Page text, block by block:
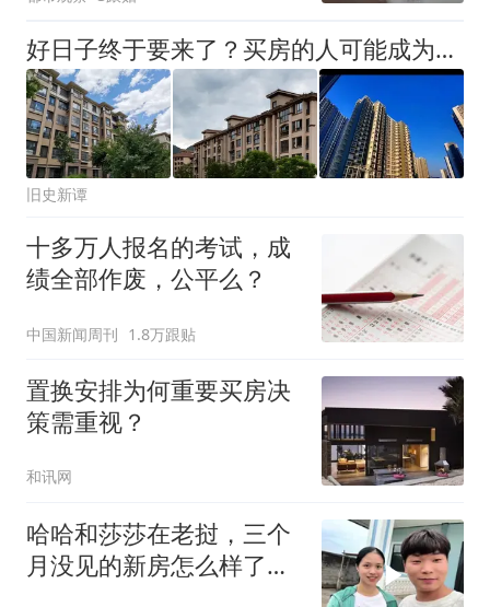
好日子终于要来了？买房的人可能成为人生赢家，唱衰的人会哭吗
旧史新谭
十多万人报名的考试，成
绩全部作废，公平么？
中国新闻周刊 1.8万跟贴
置换安排为何重要买房决
策需重视？
和讯网
哈哈和莎莎在老挝，三个
月没见的新房怎么样了？